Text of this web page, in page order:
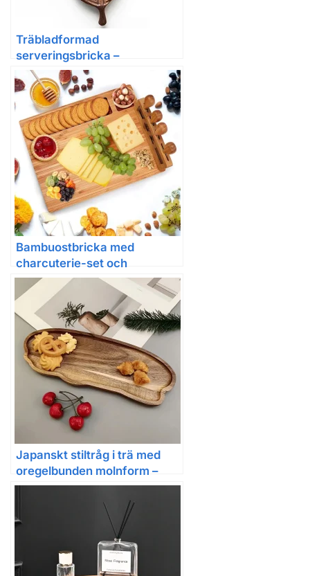
Träbladformad
serveringsbricka –
bladformad träskiva för
desserter och tilltugg,
dekorativt bordstillbehör
(kinesisk stil)
Bambuostbricka med
charcuterie-set och
serveringsbricka
Japanskt stiltråg i trä med
oregelbunden molnform –
serveringsbricka för bröd,
bakverk, kakor och drycker